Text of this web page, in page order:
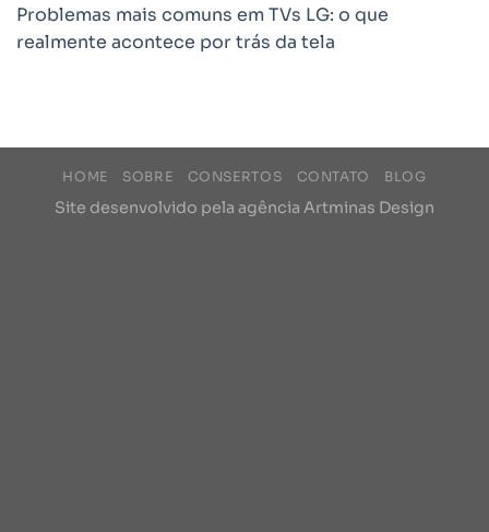
Problemas mais comuns em TVs LG: o que
realmente acontece por trás da tela
HOME SOBRE CONSERTOS CONTATO BLOG
Site desenvolvido pela agência Artminas Design